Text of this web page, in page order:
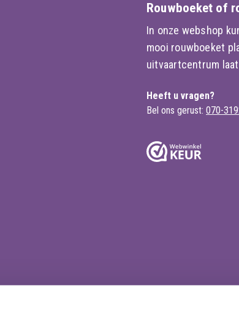
Rouwboeket of
In onze webshop
mooi rouwboeket
uitvaartcentrum
Heeft u vragen?
Bel ons gerust: 070-